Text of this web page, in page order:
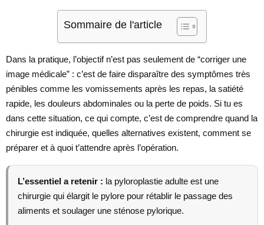
Sommaire de l'article
Dans la pratique, l’objectif n’est pas seulement de “corriger une
image médicale” : c’est de faire disparaître des symptômes très
pénibles comme les vomissements après les repas, la satiété
rapide, les douleurs abdominales ou la perte de poids. Si tu es
dans cette situation, ce qui compte, c’est de comprendre quand la
chirurgie est indiquée, quelles alternatives existent, comment se
préparer et à quoi t’attendre après l’opération.
L’essentiel a retenir : la pyloroplastie adulte est une
chirurgie qui élargit le pylore pour rétablir le passage des
aliments et soulager une sténose pylorique.